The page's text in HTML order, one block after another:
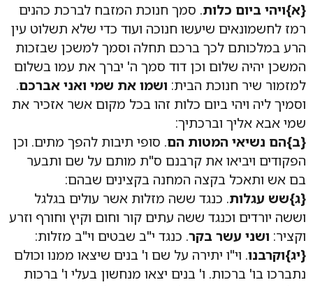
{א}ויהי ביום כלות. סמך חנוכת המזבח לברכת כהנים
רמז לחשמונאים שיעשו חנוכה ועוד כדי שלא תשלוט עין
הרע במלכותם לכך ברכם תחלה וסמך למשכן שבזכות
המשכן יהיה שלום וכן דוד סמך ה' יברך את עמו בשלום
למזמור שיר חנוכת הבית: ושמו את שמי ואני אברכם.
וסמיך ליה ויהי ביום כלות זהו בכל מקום אשר אזכיר את
שמי אבא אליך וברכתיך:
{ב}הם נשיאי המטות הם. סופי תיבות להפך מתים. וכן
הפקודים ויביאו את קרבנם ס"ת מותם על שם ותבער
בם אש ותאכל בקצה המחנה בקצינים שבהם:
{ג}שש עגלות. כנגד ששה מזלות אשר עולים בגלגל
וששה יורדים וכנגד ששה עתים קור וחום וקיץ וחורף וזרע
וקציר: ושני עשר בקר. כנגד י"ב שבטים וי"ב מזלות:
{יג}וקרבנו. וי"ו יתירה על שם ו' בנים שיצאו ממנו וכולם
נתברכו בו' ברכות. ו' בנים יצאו מנחשון בעלי ו' ברכות